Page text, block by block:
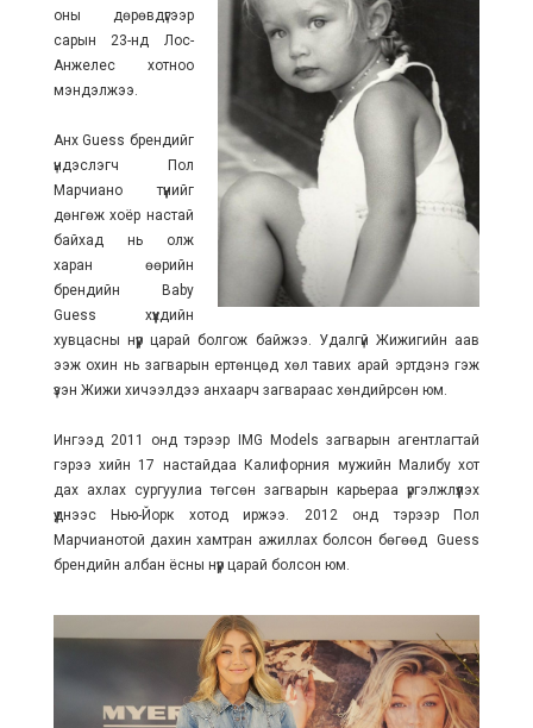
оны дөрөвдүгээр
сарын 23-нд Лос-
Анжелес хотноо
мэндэлжээ.
Анх Guess брендийг
үндэслэгч Пол
Марчиано түүнийг
дөнгөж хоёр настай
байхад нь олж
харан өөрийн
брендийн Baby
Guess хүүхдийн
хувцасны нүүр царай болгож байжээ. Удалгүй Жижигийн аав
ээж охин нь загварын ертөнцөд хөл тавих арай эртдэнэ гэж
үзэн Жижи хичээлдээ анхаарч загвараас хөндийрсөн юм.
Ингээд 2011 онд тэрээр IMG Models загварын агентлагтай
гэрээ хийн 17 настайдаа Калифорния мужийн Малибу хот
дах ахлах сургуулиа төгсөн загварын карьераа үргэлжлүүлэх
үүднээс Нью-Йорк хотод иржээ. 2012 онд тэрээр Пол
Марчианотой дахин хамтран ажиллах болсон бөгөөд Guess
брендийн албан ёсны нүүр царай болсон юм.